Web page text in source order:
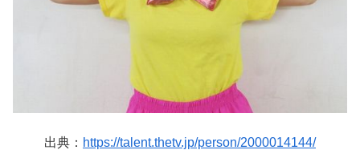
出典： https://talent.thetv.jp/person/2000014144/